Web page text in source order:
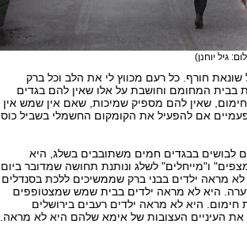
גיל יוחנן)
שונאת חורף. כל רעם מכווץ לי את הלב וכל ברק
בבית המחומם וחושבת על אלו שאין להם בגדים
שאין להם מספיק שמיכות, שאם אין שמש אין
אם להפעיל את הקומקום החשמלי בשביל כוס
לבושים בבגדים חמים משתובבים בשלג, היא
ו"מייחלים" לשלג ונותנת תחושה שמדובר ביום
מראה ילדים בבני ברק שממשיכים ללכת בסנדלים
היא לא מראה ילדים בבית שמש שמצטופפים
חימום. היא לא מראה ילדים רעבים בירושלים
העיניים העצובות של אימא שלהם היא לא מראה.